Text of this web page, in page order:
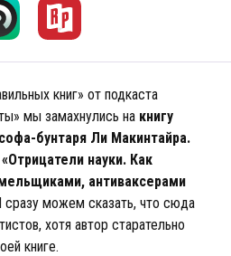
книг» от подкаста
мы замахнулись на книгу
бунтаря Ли Макинтайра.
науки. Как
антиваксерами
сразу можем сказать, что сюда
хотя автор старательно
книге.